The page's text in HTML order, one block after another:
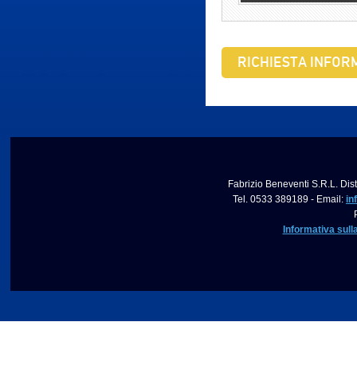
RICHIESTA
Fabrizio Beneventi S.R.L.
Tel. 0533 389189 - Email:
Informativa